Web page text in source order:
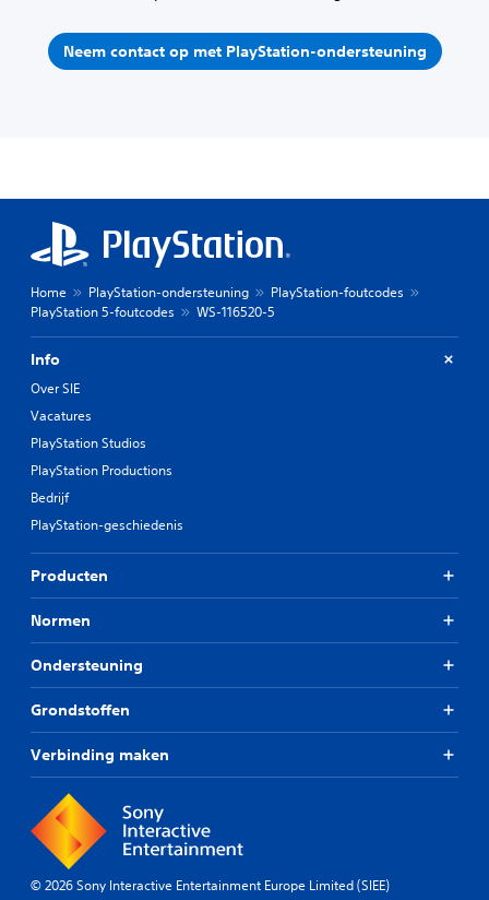
Neem contact op met PlayStation-ondersteuning
Home PlayStation-ondersteuning
PlayStation-foutcodes
PlayStation 5-foutcodes
WS-116520-5
Info
Over SIE
Vacatures
PlayStation Studios
PlayStation Productions
Bedrijf
PlayStation-geschiedenis
Producten
Normen
Ondersteuning
Grondstoffen
Verbinding maken
© 2026 Sony Interactive Entertainment Europe Limited (SIEE)